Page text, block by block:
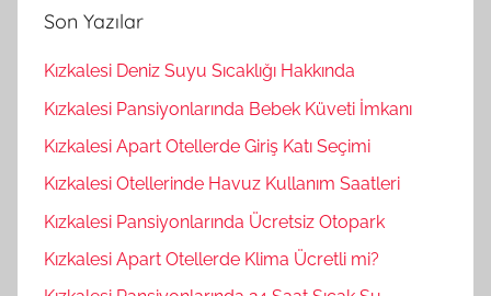
Son Yazılar
Kızkalesi Deniz Suyu Sıcaklığı Hakkında
Kızkalesi Pansiyonlarında Bebek Küveti İmkanı
Kızkalesi Apart Otellerde Giriş Katı Seçimi
Kızkalesi Otellerinde Havuz Kullanım Saatleri
Kızkalesi Pansiyonlarında Ücretsiz Otopark
Kızkalesi Apart Otellerde Klima Ücretli mi?